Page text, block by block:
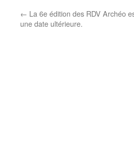
← La 6e édition des RDV Archéo
une date ultérieure.